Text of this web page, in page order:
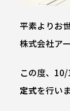
平素よりお
株式会社ア
この度、
定式を行い